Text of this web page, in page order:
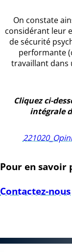
On constate
considérant leur
de sécurité
performante
travaillant dans
Cliquez ci-
intégrale
Pour en savoir
Contactez-nous